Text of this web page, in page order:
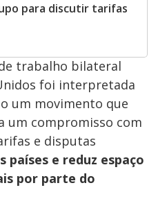
para discutir tarifas
trabalho bilateral
foi interpretada
um movimento que
um compromisso com
e disputas
países e reduz espaço
por parte do